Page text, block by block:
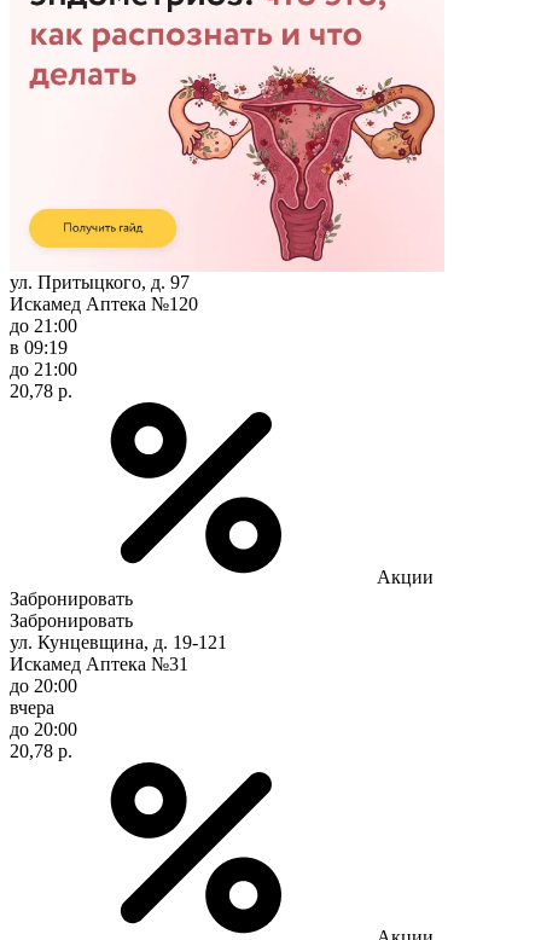
ул. Притыцкого, д. 97
Искамед Аптека №120
до 21:00
в 09:19
до 21:00
20,78 р.
Акции
Забронировать
Забронировать
ул. Кунцевщина, д. 19-121
Искамед Аптека №31
до 20:00
вчера
до 20:00
20,78 р.